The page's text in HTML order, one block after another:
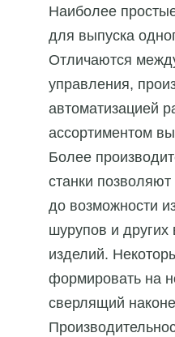
Наиболее
для выпуска
Отличаются
управления,
автоматизацией
ассортиментом
Более
станки
до возможности
шурупов и других
изделий.
формировать на
сверлящий